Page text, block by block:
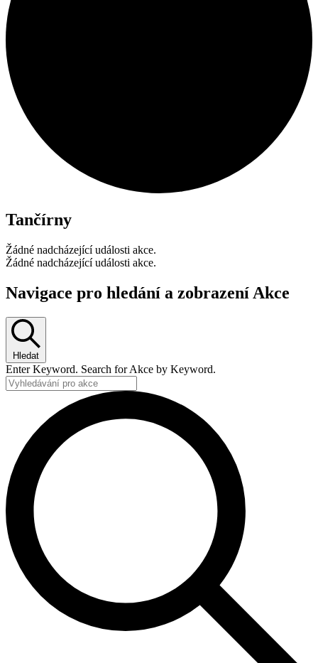
Tančírny
Žádné nadcházející události akce.
Žádné nadcházející události akce.
Navigace pro hledání a zobrazení Akce
Hledat
Enter Keyword. Search for Akce by Keyword.